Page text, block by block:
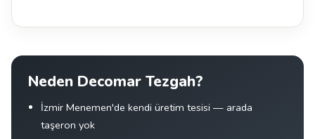
Neden Decomar Tezgah?
İzmir Menemen'de kendi üretim tesisi — arada
taşeron yok